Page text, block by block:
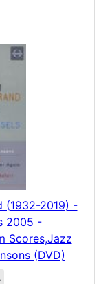
(1932-2019) -
2005 -
Scores,Jazz
(DVD)